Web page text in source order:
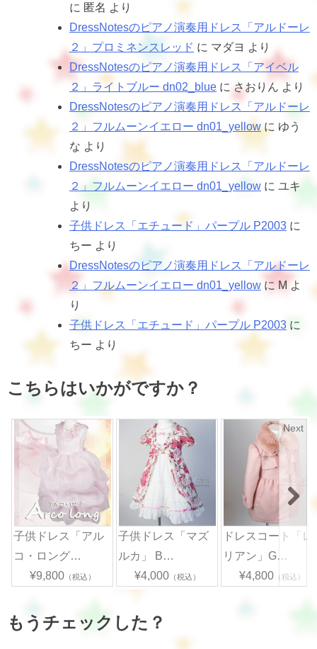
に 匿名 より
DressNotesのピアノ演奏用ドレス「アルドーレ
２」プロミネンスレッド に マダヨ より
DressNotesのピアノ演奏用ドレス「アイベル
２」ライトブルー dn02_blue に さおりん より
DressNotesのピアノ演奏用ドレス「アルドーレ
２」フルムーンイエロー dn01_yellowに ゆう
な より
DressNotesのピアノ演奏用ドレス「アルドーレ
２」フルムーンイエロー dn01_yellow に ユキ
より
子供ドレス「エチュード」パープル P2003 に
ちー より
DressNotesのピアノ演奏用ドレス「アルドーレ
２」フルムーンイエロー dn01_yellow に M よ
り
子供ドレス「エチュード」パープル P2003 に
ちー より
こちらはいかがですか？
子供ドレス「アル
コ・ロング…
¥9,800（税込）
子供ドレス「マズ
ルカ」 B…
¥4,000（税込）
ドレスコート「レ
リアン」G…
¥4,800（税込）
Next
もうチェックした？